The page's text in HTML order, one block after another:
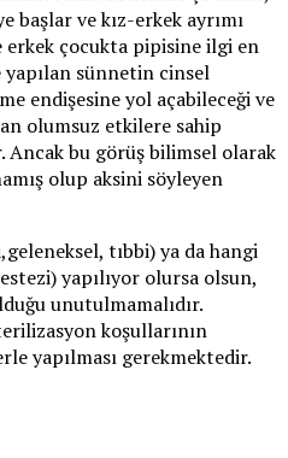
ve kız-erkek ayrımı
çocukta pipisine ilgi en
sünnetin cinsel
endişesine yol açabileceği ve
olumsuz etkilere sahip
Ancak bu görüş bilimsel olarak
olup aksini söyleyen
tıbbi) ya da hangi
yapılıyor olursa olsun,
unutulmamalıdır.
koşullarının
yapılması gerekmektedir.